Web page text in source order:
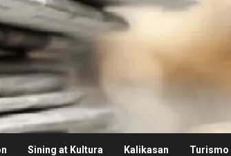
Sining at Kultura Kalikasan Turismo